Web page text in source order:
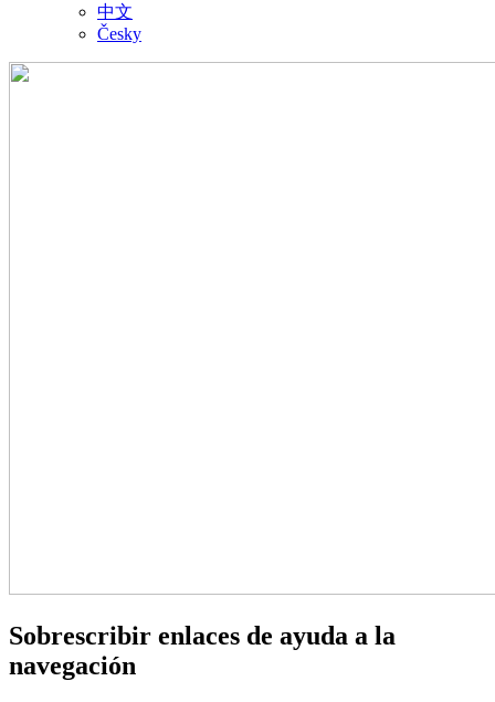
中文
Česky
Sobrescribir enlaces de ayuda a la
navegación